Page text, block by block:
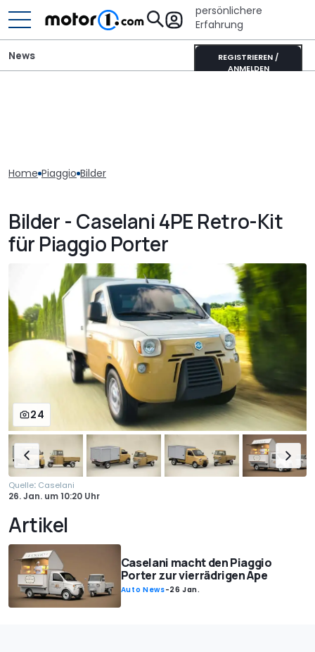
persönlichere
Erfahrung
REGISTRIEREN /
ANMELDEN
News
Home Piaggio Bilder
Bilder - Caselani 4PE Retro-Kit
für Piaggio Porter
24
Quelle: Caselani
26. Jan. um10:20 Uhr
Artikel
Caselani macht den Piaggio
Porter zur vierrädrigen Ape
Auto News-26 Jan.